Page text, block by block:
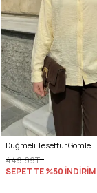
Düğmeli Tesettür Gömlek 612137 - SARI
449,99TL
SEPETTE %50 İNDİRİM